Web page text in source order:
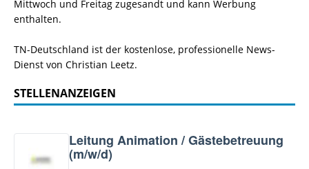
Mittwoch und Freitag zugesandt und kann Werbung
enthalten.
TN-Deutschland ist der kostenlose, professionelle News-
Dienst von Christian Leetz.
STELLENANZEIGEN